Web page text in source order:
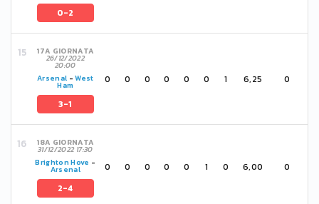
0-2
17A GIORNATA
26/12/2022
20:00
Arsenal -West
Ham
3-1
0 0 0 0 0 0 1 6,25 0
18A GIORNATA
31/12/2022 17:30
Brighton Hove -
Arsenal
2-4
0 0 0 0 0 1 0 6,00 0